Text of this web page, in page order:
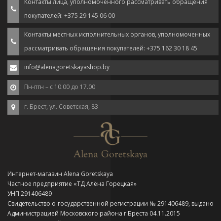
покупателей: +375 29 145 06 00
Контакты местных исполнительных органов, уполномоченных
рассматривать обращения покупателей: +375 162 30 18 45
info@alenagoretskayashop.by
Пн-птн – с 10.00 до 17.00
г. Брест, ул. Советская, 83
Интернет-магазин Alena Goretskaya
Частное предприятие «ТД Алёна Горецкая»
УНП 291406489
Свидетельство о государственной регистрации № 291406489, выдано
Администрацией Московского района г.Бреста 04.11.2015